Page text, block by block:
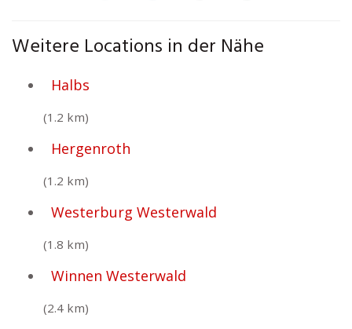
Weitere Locations in der Nähe
Halbs
(1.2 km)
Hergenroth
(1.2 km)
Westerburg Westerwald
(1.8 km)
Winnen Westerwald
(2.4 km)